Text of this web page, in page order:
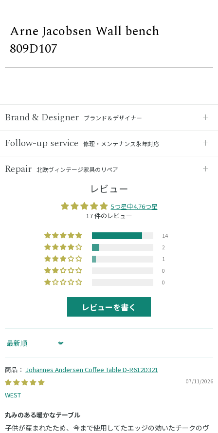
Arne Jacobsen Wall bench
809D107
Brand & Designer ブランド＆デザイナー
Follow-up service 修理・メンテナンス永年対応
Repair 北欧ヴィンテージ家具のリペア
レビュー
5つ星中4.76つ星
17 件のレビュー
14
2
1
0
0
レビューを書く
Sort by
Johannes Andersen Coffee Table D-R612D321
07/11/2026
WEST
丸みのある暖かなテーブル
子供が産まれたため、今まで使用してたエッジの効いたチークのヴ